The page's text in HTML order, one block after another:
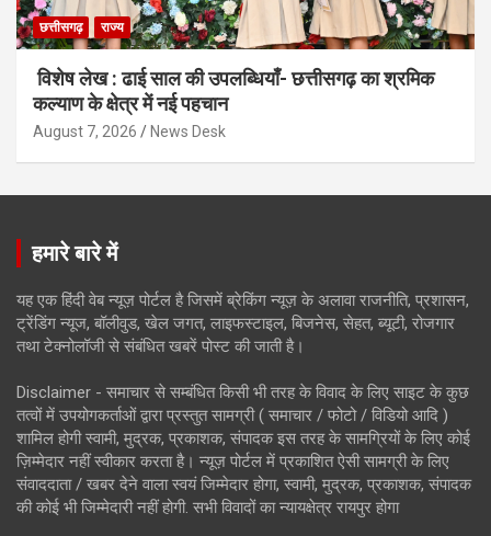
छत्तीसगढ़ राज्य
विशेष लेख : ढाई साल की उपलब्धियाँ- छत्तीसगढ़ का श्रमिक
कल्याण के क्षेत्र में नई पहचान
August 7, 2026 News Desk
हमारे बारे में
यह एक हिंदी वेब न्यूज़ पोर्टल है जिसमें ब्रेकिंग न्यूज़ के अलावा राजनीति, प्रशासन,
ट्रेंडिंग न्यूज, बॉलीवुड, खेल जगत, लाइफस्टाइल, बिजनेस, सेहत, ब्यूटी, रोजगार
तथा टेक्नोलॉजी से संबंधित खबरें पोस्ट की जाती है।
Disclaimer - समाचार से सम्बंधित किसी भी तरह के विवाद के लिए साइट के कुछ
तत्वों में उपयोगकर्ताओं द्वारा प्रस्तुत सामग्री ( समाचार / फोटो / विडियो आदि )
शामिल होगी स्वामी, मुद्रक, प्रकाशक, संपादक इस तरह के सामग्रियों के लिए कोई
ज़िम्मेदार नहीं स्वीकार करता है। न्यूज़ पोर्टल में प्रकाशित ऐसी सामग्री के लिए
संवाददाता / खबर देने वाला स्वयं जिम्मेदार होगा, स्वामी, मुद्रक, प्रकाशक, संपादक
की कोई भी जिम्मेदारी नहीं होगी. सभी विवादों का न्यायक्षेत्र रायपुर होगा